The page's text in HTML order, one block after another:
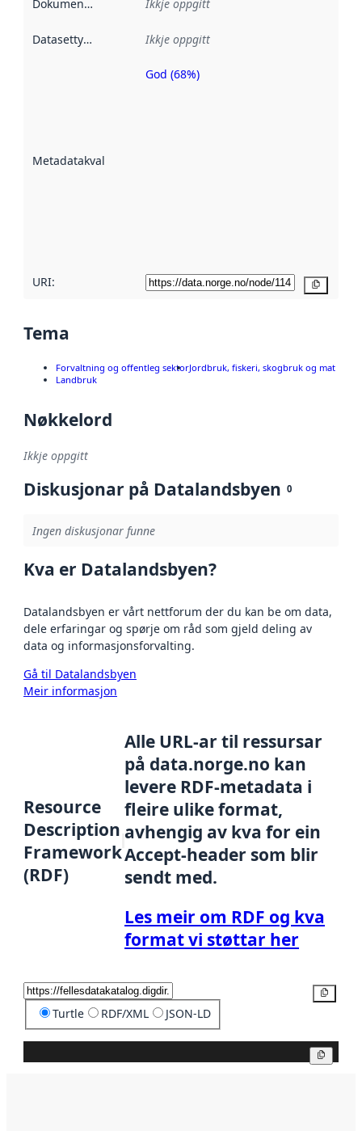
Dokumentasjon Ikkje oppgitt
Datasettype Ikkje oppgitt
Metadatakvalitet
Metadatakvalitet
God (68%)
URI:
Tema
Forvaltning og offentleg sektorJordbruk, fiskeri, skogbruk og mat
Landbruk
Nøkkelord
Ikkje oppgitt
Diskusjonar på Datalandsbyen 0
Ingen diskusjonar funne
Kva er Datalandsbyen?
Datalandsbyen er vårt nettforum der du kan be om data,
dele erfaringar og spørje om råd som gjeld deling av
data og informasjonsforvalting.
Gå til Datalandsbyen
Meir informasjon
Resource
Description
Framework
(RDF)
Alle URL-ar til ressursar
på data.norge.no kan
levere RDF-metadata i
fleire ulike format,
avhengig av kva for ein
Accept-header som blir
sendt med.
Les meir om RDF og kva
format vi støttar her
Turtle RDF/XML JSON-LD